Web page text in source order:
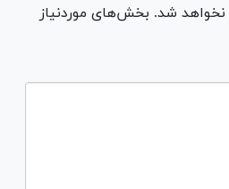
شد. بخش‌های موردنیاز